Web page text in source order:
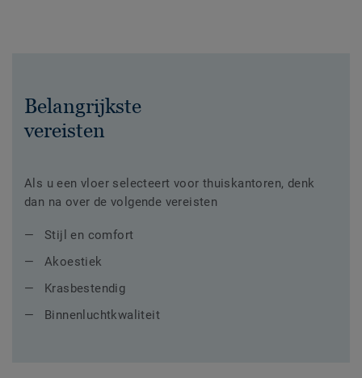
Belangrijkste
vereisten
Als u een vloer selecteert voor thuiskantoren, denk
dan na over de volgende vereisten
Stijl en comfort
Akoestiek
Krasbestendig
Binnenluchtkwaliteit